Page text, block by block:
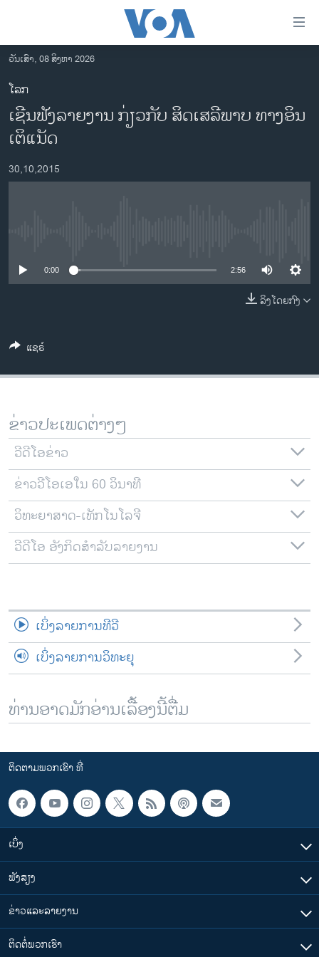
ເຂົ້າ
ຫາ
ຂ້າມ
ຂ້າມ
ຂ້າມ
ໄປ
ຫາ
ຊອກ
ອາເມຣິກາ
ຂ່າວ​ຈີນ
ຊີວິດຊາວລາວ
ທຸລະກິດ
ພາສາອັງກິດ
ສຽງ
ລາຍການກະຈາຍສຽງ
ລາຍງານ
ຕິດຕາມພວກເຮົາ ທີ່
ພາສາຕ່າງໆ
ວັນເສົາ, 08 ສິງຫາ 2026
ໂລກ
ເຊີນຟັງລາຍງານ ກ່ຽວກັບ ສິດເສລີພາບ ທາງອິນ
ເຕິແນັດ
30,10,2015
0:00 2:56
ລິງໂດຍກົງ
ແຊຣ໌
ຂ່າວປະເພດຕ່າງໆ
ວີດີໂອຂ່າວ
ຂ່າວວີໂອເອໃນ 60 ວິນາທີ
ວິທະຍາສາດ-ເທັກໂນໂລຈີ
ວີດີໂອ ອັງກິດສຳລັບລາຍງານ
ເບິ່ງລາຍການທີວີ
ເບິ່ງລາຍການວິທະຍຸ
ທ່ານອາດມັກອ່ານເລື້ອງນີ້ຕື່ມ
ຕິດຕາມພວກເຮົາ ທີ່
ເບິ່ງ
ຟັງສຽງ
ຂ່າວແລະລາຍງານ
ຕິດຕໍ່ພວກເຮົາ